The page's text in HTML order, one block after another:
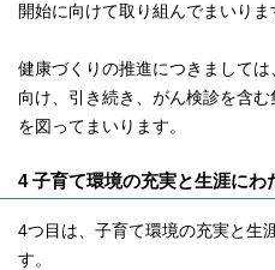
開始に向けて取り組んでまいりま
健康づくりの推進につきまして
向け、引き続き、がん検診を含
を図ってまいります。
4 子育て環境の充実と生涯にわ
4つ目は、子育て環境の充実と生
す。